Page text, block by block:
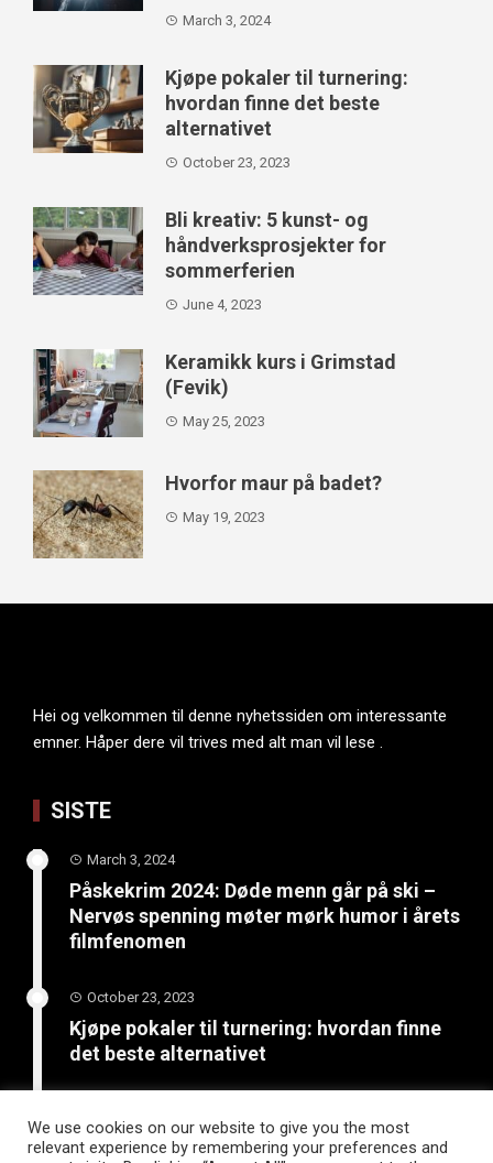
March 3, 2024
Kjøpe pokaler til turnering:
hvordan finne det beste
alternativet
October 23, 2023
Bli kreativ: 5 kunst- og
håndverksprosjekter for
sommerferien
June 4, 2023
Keramikk kurs i Grimstad
(Fevik)
May 25, 2023
Hvorfor maur på badet?
May 19, 2023
Hei og velkommen til denne nyhetssiden om interessante
emner. Håper dere vil trives med alt man vil lese .
SISTE
March 3, 2024
Påskekrim 2024: Døde menn går på ski –
Nervøs spenning møter mørk humor i årets
filmfenomen
October 23, 2023
Kjøpe pokaler til turnering: hvordan finne
det beste alternativet
Bli kreativ: 5 kunst- og
We use cookies on our website to give you the most
relevant experience by remembering your preferences and